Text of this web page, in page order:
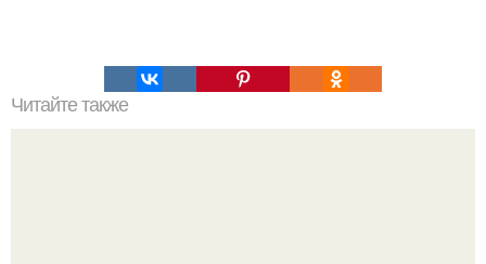
Читайте также